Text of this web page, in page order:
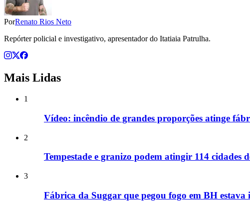
PorRenato Rios Neto
Repórter policial e investigativo, apresentador do Itatiaia Patrulha.
Mais Lidas
1
Vídeo: incêndio de grandes proporções atinge
2
Tempestade e granizo podem atingir 114 cidades
3
Fábrica da Suggar que pegou fogo em BH